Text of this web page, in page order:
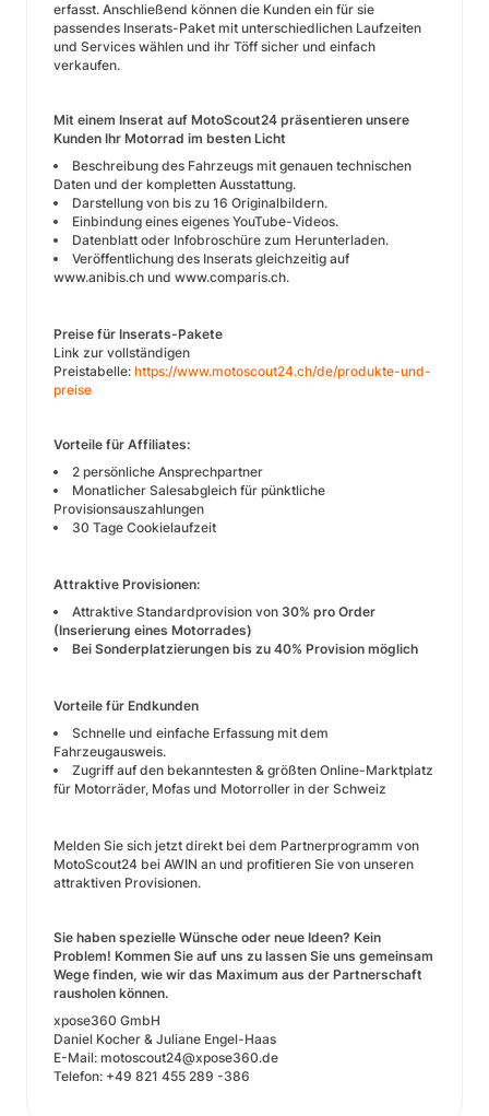
erfasst. Anschließend können die Kunden ein für sie
passendes Inserats-Paket mit unterschiedlichen Laufzeiten
und Services wählen und ihr Töff sicher und einfach
verkaufen.
Mit einem Inserat auf MotoScout24 präsentieren unsere
Kunden Ihr Motorrad im besten Licht
Beschreibung des Fahrzeugs mit genauen technischen
Daten und der kompletten Ausstattung.
Darstellung von bis zu 16 Originalbildern.
Einbindung eines eigenes YouTube-Videos.
Datenblatt oder Infobroschüre zum Herunterladen.
Veröffentlichung des Inserats gleichzeitig auf
www.anibis.ch und www.comparis.ch.
Preise für Inserats-Pakete
Link zur vollständigen
Preistabelle: https://www.motoscout24.ch/de/produkte-und-
preise
Vorteile für Affiliates:
2 persönliche Ansprechpartner
Monatlicher Salesabgleich für pünktliche
Provisionsauszahlungen
30 Tage Cookielaufzeit
Attraktive Provisionen:
Attraktive Standardprovision von 30% pro Order
(Inserierung eines Motorrades)
Bei Sonderplatzierungen bis zu 40% Provision möglich
Vorteile für Endkunden
Schnelle und einfache Erfassung mit dem
Fahrzeugausweis.
Zugriff auf den bekanntesten & größten Online-Marktplatz
für Motorräder, Mofas und Motorroller in der Schweiz
Melden Sie sich jetzt direkt bei dem Partnerprogramm von
MotoScout24 bei AWIN an und profitieren Sie von unseren
attraktiven Provisionen.
Sie haben spezielle Wünsche oder neue Ideen? Kein
Problem! Kommen Sie auf uns zu lassen Sie uns gemeinsam
Wege finden, wie wir das Maximum aus der Partnerschaft
rausholen können.
xpose360 GmbH
Daniel Kocher & Juliane Engel-Haas
E-Mail: motoscout24@xpose360.de
Telefon: +49 821 455 289 -386